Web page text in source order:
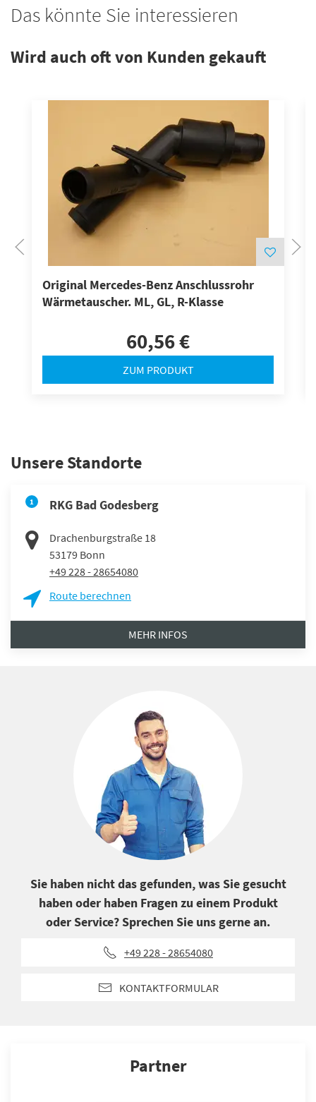
Das könnte Sie interessieren
Wird auch oft von Kunden gekauft
Original Mercedes-Benz Anschlussrohr
Wärmetauscher. ML, GL, R-Klasse
60,56 €
ZUM PRODUKT
Unsere Standorte
1 RKG Bad Godesberg
Drachenburgstraße 18
53179 Bonn
+49 228 - 28654080
Route berechnen
MEHR INFOS
Sie haben nicht das gefunden, was Sie gesucht
haben oder haben Fragen zu einem Produkt
oder Service? Sprechen Sie uns gerne an.
+49 228 - 28654080
KONTAKTFORMULAR
Partner